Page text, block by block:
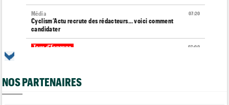
07:20
Média
Cyclism’Actu recrute des rédacteurs… voici comment
candidater
07:00
Tour d'Espagne
A quelle heure et sur quelle chaîne suivre la 5e étape à la TV ?
NOS PARTENAIRES